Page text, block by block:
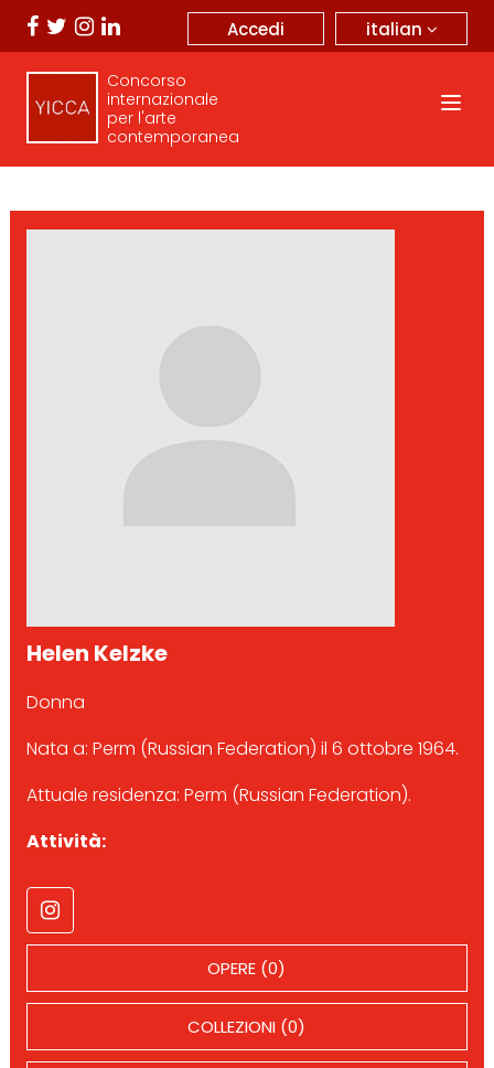
italian
Accedi
Concorso
internazionale
per l'arte
contemporanea
Helen Kelzke
Donna
Nata a: Perm (Russian Federation) il 6 ottobre 1964.
Attuale residenza: Perm (Russian Federation).
Attività:
OPERE (0)
COLLEZIONI (0)